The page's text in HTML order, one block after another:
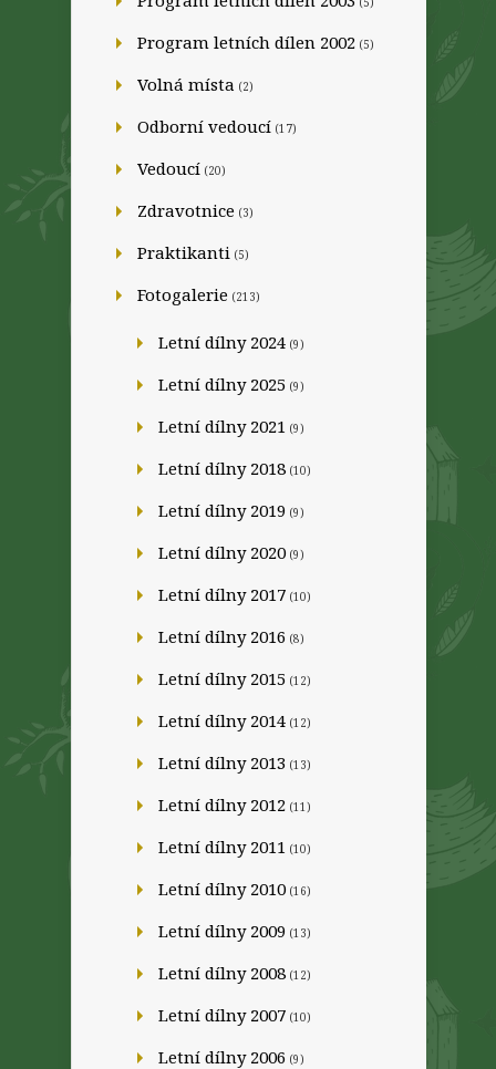
Program letních dílen 2002 (5)
Volná místa (2)
Odborní vedoucí (17)
Vedoucí (20)
Zdravotnice (3)
Praktikanti (5)
Fotogalerie (213)
Letní dílny 2024 (9)
Letní dílny 2025 (9)
Letní dílny 2021 (9)
Letní dílny 2018 (10)
Letní dílny 2019 (9)
Letní dílny 2020 (9)
Letní dílny 2017 (10)
Letní dílny 2016 (8)
Letní dílny 2015 (12)
Letní dílny 2014 (12)
Letní dílny 2013 (13)
Letní dílny 2012 (11)
Letní dílny 2011 (10)
Letní dílny 2010 (16)
Letní dílny 2009 (13)
Letní dílny 2008 (12)
Letní dílny 2007 (10)
Letní dílny 2006 (9)